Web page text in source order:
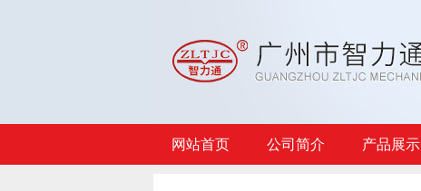
网站首页 公司简介 产品展示